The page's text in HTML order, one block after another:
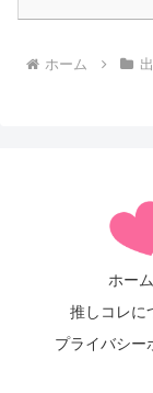
ホーム
ホーム
推しコレに
プライバシー